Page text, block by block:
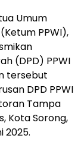
Umum
PPWI),
(DPD) PPWI
tersebut
DPD PPWI
Tampa
Kota Sorong,
2025.